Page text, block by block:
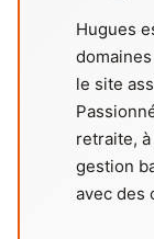
Hugues
le site
retraite,
gestion
avec des